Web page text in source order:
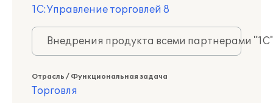
1С:Управление торговлей 8
Внедрения продукта всеми партнерами
Отрасль / Функциональная задача
Торговля